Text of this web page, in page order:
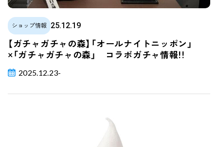
ショップ情報 25.12.19
【ガチャガチャの森】「オールナイトニッポン」
×「ガチャガチャの森」 コラボガチャ情報!!
2025.12.23-